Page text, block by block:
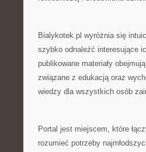
Bialykotek.pl wyróżnia się
szybko odnaleźć interesujące
publikowane materiały
związane z edukacją oraz
wiedzy dla wszystkich osób
Portal jest miejscem, które
rozumieć potrzeby